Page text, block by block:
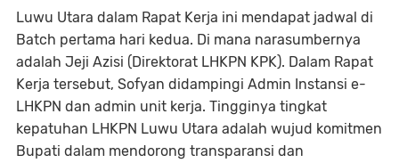
Luwu Utara dalam Rapat Kerja ini mendapat jadwal di
Batch pertama hari kedua. Di mana narasumbernya
adalah Jeji Azisi (Direktorat LHKPN KPK). Dalam Rapat
Kerja tersebut, Sofyan didampingi Admin Instansi e-
LHKPN dan admin unit kerja. Tingginya tingkat
kepatuhan LHKPN Luwu Utara adalah wujud komitmen
Bupati dalam mendorong transparansi dan